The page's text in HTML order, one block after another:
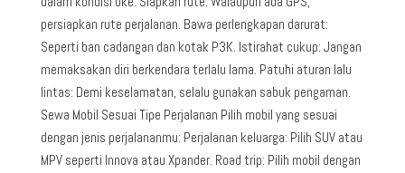
persiapkan rute perjalanan. Bawa perlengkapan darurat:
Seperti ban cadangan dan kotak P3K. Istirahat cukup: Jangan
memaksakan diri berkendara terlalu lama. Patuhi aturan lalu
lintas: Demi keselamatan, selalu gunakan sabuk pengaman.
Sewa Mobil Sesuai Tipe Perjalanan Pilih mobil yang sesuai
dengan jenis perjalananmu: Perjalanan keluarga: Pilih SUV atau
MPV seperti Innova atau Xpander. Road trip: Pilih mobil dengan